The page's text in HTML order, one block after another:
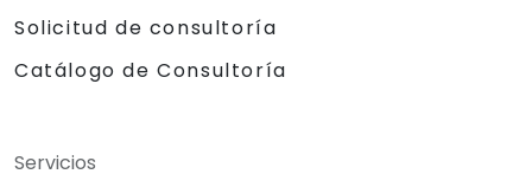
Solicitud de consultoría
Catálogo de Consultoría
Servicios